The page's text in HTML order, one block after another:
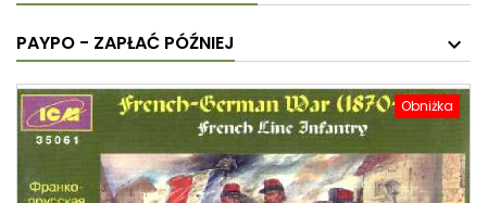
PAYPO - ZAPŁAĆ PÓŹNIEJ
Obniżka